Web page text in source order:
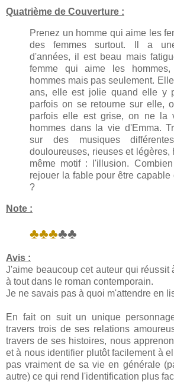
Quatrième de Couverture :
Prenez un homme qui aime les
des femmes surtout. Il a
d'années, il est beau mais
femme qui aime les
hommes mais pas seulement.
ans, elle est jolie quand elle y
parfois on se retourne sur elle,
parfois elle est grise, on ne la
hommes dans la vie d'Emma.
sur des musiques
douloureuses, rieuses et légères,
même motif : l'illusion.
rejouer la fable pour être capable
?
Note :
♣♣♣♣♣
Avis :
J'aime beaucoup cet auteur qui réussit
à tout dans le roman contemporain.
Je ne savais pas à quoi m'attendre en
En fait on suit un unique
travers trois de ses relations
travers de ses histoires, nous
et à nous identifier plutôt facilement à
pas vraiment de sa vie en générale
autre) ce qui rend l'identification plus